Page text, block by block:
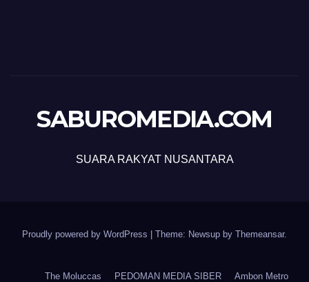
SABUROMEDIA.COM
SUARA RAKYAT NUSANTARA
Proudly powered by WordPress Theme: Newsup by Themeansar.
The Moluccas PEDOMAN MEDIA SIBER Ambon Metro